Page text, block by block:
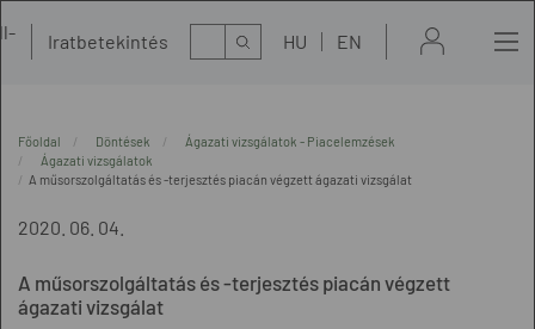
Iratbetekintés Kereső HU EN
Főoldal Döntések
Ágazati vizsgálatok - Piacelemzések
Ágazati vizsgálatok
A műsorszolgáltatás és -terjesztés piacán végzett ágazati vizsgálat
2020. 06. 04.
A műsorszolgáltatás és -terjesztés piacán végzett
ágazati vizsgálat